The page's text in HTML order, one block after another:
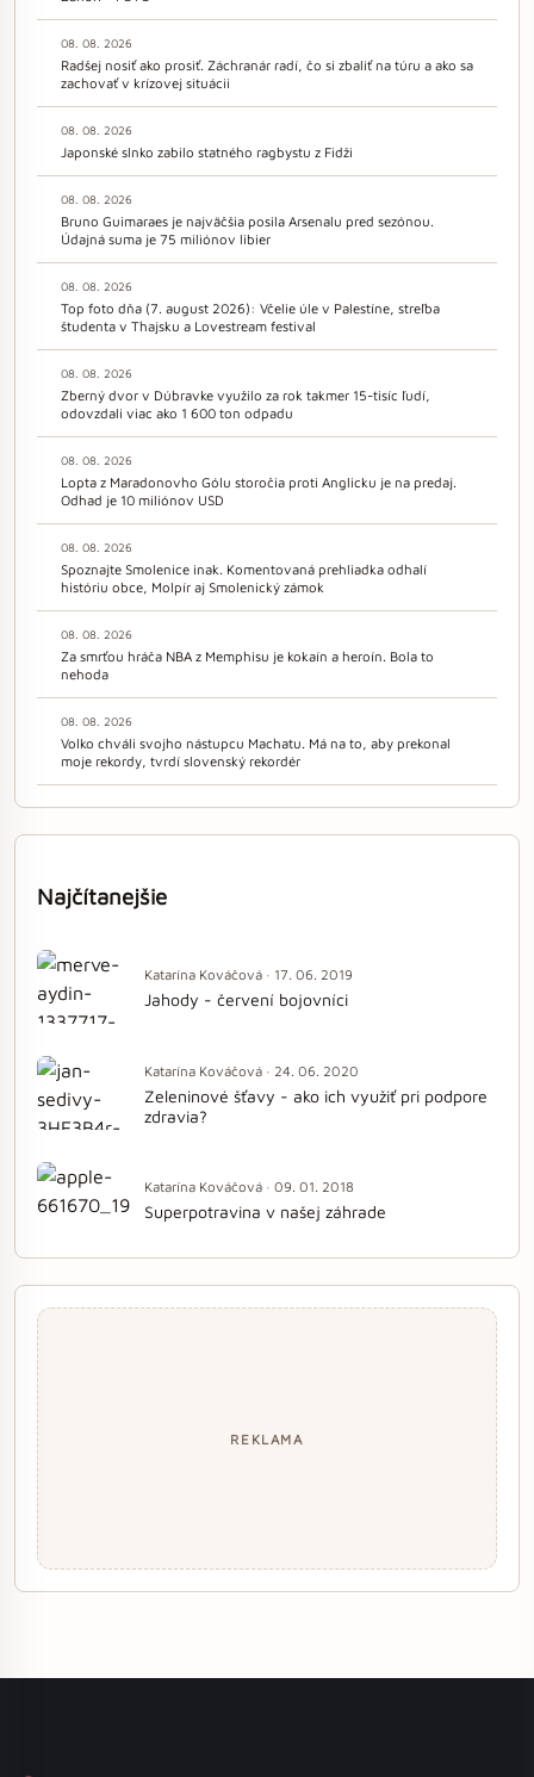
08. 08. 2026
Radšej nosiť ako prosiť. Záchranár radí, čo si zbaliť na túru a ako sa
zachovať v krízovej situácii
08. 08. 2026
Japonské slnko zabilo statného ragbystu z Fidži
08. 08. 2026
Bruno Guimaraes je najväčšia posila Arsenalu pred sezónou.
Údajná suma je 75 miliónov libier
08. 08. 2026
Top foto dňa (7. august 2026): Včelie úle v Palestíne, streľba
študenta v Thajsku a Lovestream festival
08. 08. 2026
Zberný dvor v Dúbravke využilo za rok takmer 15-tisíc ľudí,
odovzdali viac ako 1 600 ton odpadu
08. 08. 2026
Lopta z Maradonovho Gólu storočia proti Anglicku je na predaj.
Odhad je 10 miliónov USD
08. 08. 2026
Spoznajte Smolenice inak. Komentovaná prehliadka odhalí
históriu obce, Molpír aj Smolenický zámok
08. 08. 2026
Za smrťou hráča NBA z Memphisu je kokaín a heroín. Bola to
nehoda
08. 08. 2026
Volko chváli svojho nástupcu Machatu. Má na to, aby prekonal
moje rekordy, tvrdí slovenský rekordér
Najčítanejšie
Katarína Kováčová · 17. 06. 2019
Jahody - červení bojovníci
Katarína Kováčová · 24. 06. 2020
Zeleninové šťavy - ako ich využiť pri podpore
zdravia?
Katarína Kováčová · 09. 01. 2018
Superpotravina v našej záhrade
REKLAMA